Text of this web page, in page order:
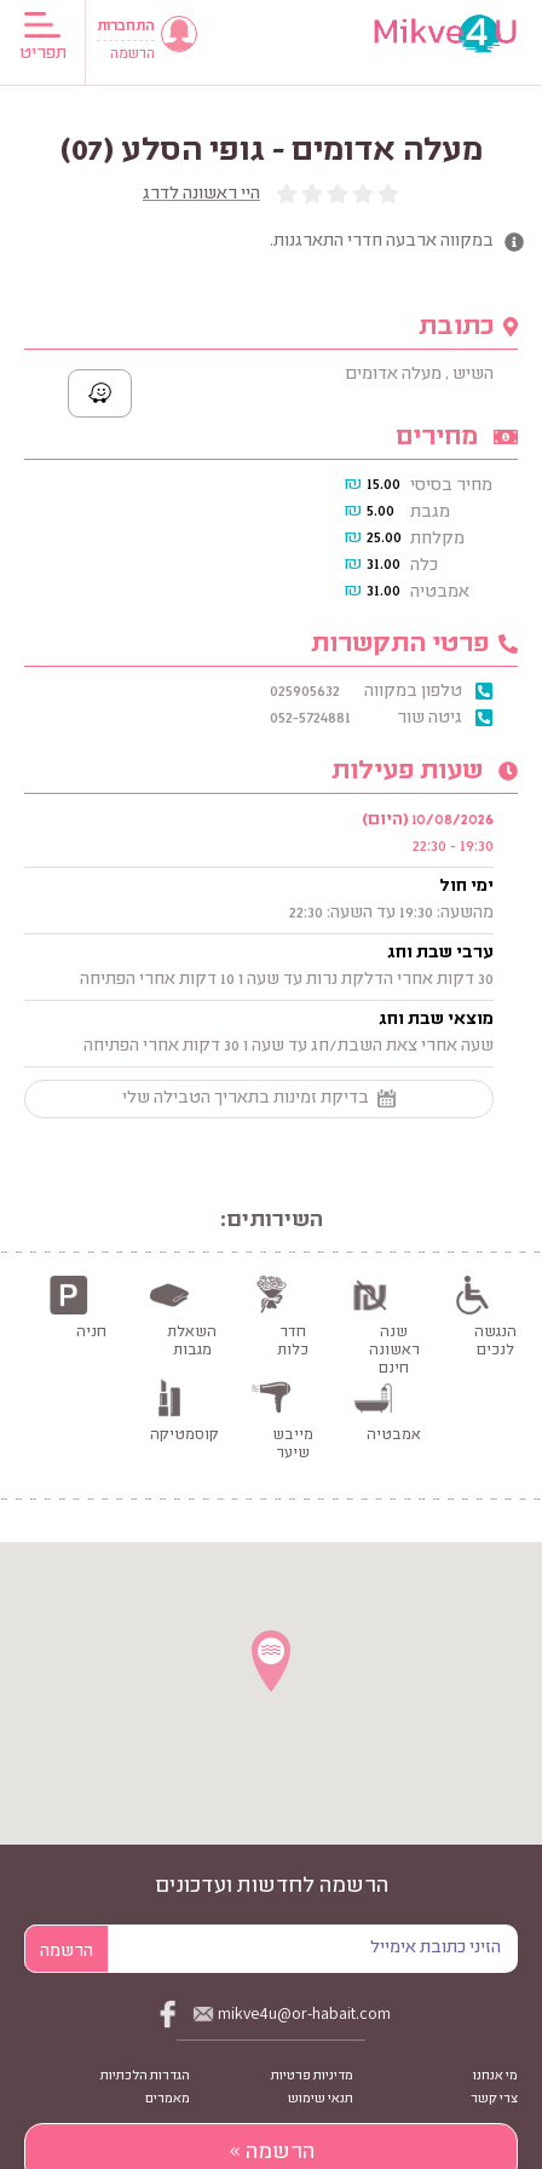
תפריט
התחברות
הרשמה
מעלה אדומים - גופי הסלע (07)
היי ראשונה לדרג
במקווה ארבעה חדרי התארגנות.
כתובת
השיש , מעלה אדומים
מחירים
מחיר בסיסי 15.00
₪
מגבת
5.00
₪
מקלחת 25.00
₪
כלה 31.00
₪
אמבטיה 31.00
₪
פרטי התקשרות
טלפון במקווה
025905632
גיטה שור
052-5724881
שעות פעילות
10/08/2026 (היום)
19:30 - 22:30
ימי חול
מהשעה: 19:30 עד השעה: 22:30
ערבי שבת וחג
30 דקות אחרי הדלקת נרות עד שעה ו 10 דקות אחרי הפתיחה
מוצאי שבת וחג
שעה אחרי צאת השבת/חג עד שעה ו 30 דקות אחרי הפתיחה
בדיקת זמינות בתאריך הטבילה שלי
השירותים:
הנגשה
לנכים
שנה
ראשונה
חינם
חדר
כלות
השאלת
מגבות
חניה
אמבטיה
מייבש
שיער
קוסמטיקה
הרשמה לחדשות ועדכונים
mikve4u@or-habait.com
מי אנחנו
צרי קשר
מדיניות פרטיות
תנאי שימוש
הגדרות הלכתיות
מאמרים
הרשמה »